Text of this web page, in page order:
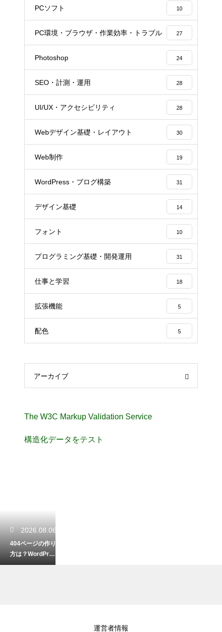
PCソフト 10
PC環境・ブラウザ・作業効率・トラブル 27
Photoshop 24
SEO・計測・運用 28
UI/UX・アクセシビリティ 28
Webデザイン基礎・レイアウト 30
Web制作 19
WordPress・ブログ構築 31
デザイン基礎 14
フォント 10
プログラミング基礎・開発運用 31
仕事と学習 18
拡張機能 5
配色 5
アーカイブ
The W3C Markup Validation Service
構造化データをテスト
2026.08.06
404ページの作り
方は？WordPres
sでエラーページ
運営者情報